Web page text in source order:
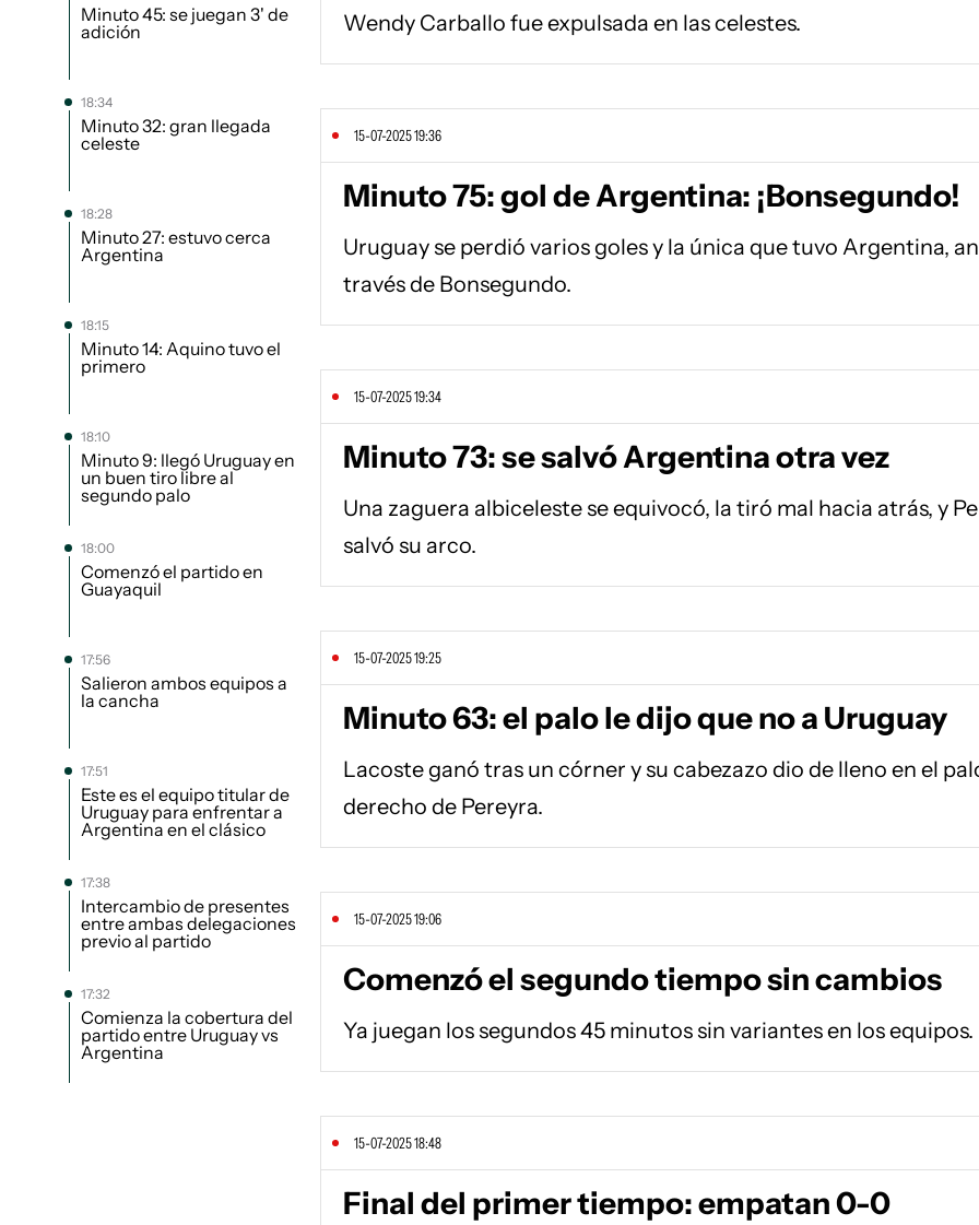
Minuto 45: se juegan 3' de
adición
18:34
Minuto 32: gran llegada
celeste
18:28
Minuto 27: estuvo cerca
Argentina
18:15
Minuto 14: Aquino tuvo el
primero
18:10
Minuto 9: llegó Uruguay en
un buen tiro libre al
segundo palo
18:00
Comenzó el partido en
Guayaquil
17:56
Salieron ambos equipos a
la cancha
17:51
Este es el equipo titular de
Uruguay para enfrentar a
Argentina en el clásico
17:38
Intercambio de presentes
entre ambas delegaciones
previo al partido
17:32
Comienza la cobertura del
partido entre Uruguay vs
Argentina
Wendy Carballo fue expulsada en las celestes.
15-07-2025 19:36
Minuto 75: gol de Argentina: ¡Bonsegundo!
Uruguay se perdió varios goles y la única que tuvo Argentina,
través de Bonsegundo.
15-07-2025 19:34
Minuto 73: se salvó Argentina otra vez
Una zaguera albiceleste se equivocó, la tiró mal hacia atrás, y
salvó su arco.
15-07-2025 19:25
Minuto 63: el palo le dijo que no a Uruguay
Lacoste ganó tras un córner y su cabezazo dio de lleno en el
derecho de Pereyra.
15-07-2025 19:06
Comenzó el segundo tiempo sin cambios
Ya juegan los segundos 45 minutos sin variantes en los equipos.
15-07-2025 18:48
Final del primer tiempo: empatan 0-0